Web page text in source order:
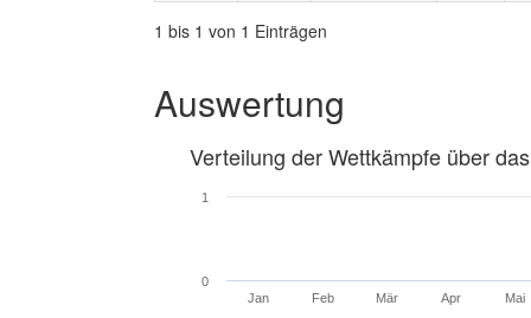
1 bis 1 von 1 Einträgen
Auswertung
Verteilung der Wettkämpfe über
Jan Feb Mär Apr Mai
0
1